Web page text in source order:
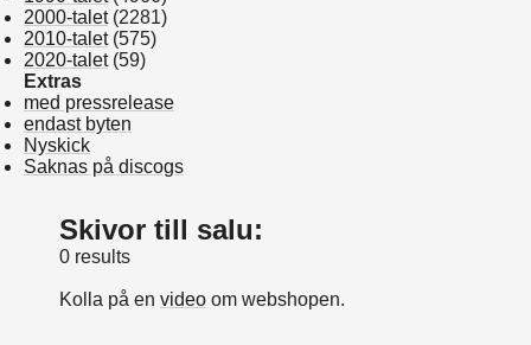
2000-talet(2281)
2010-talet(575)
2020-talet(59)
Extras
med pressrelease
endast byten
Nyskick
Saknas på discogs
Skivor till salu:
0 results
Kolla på en video om webshopen.